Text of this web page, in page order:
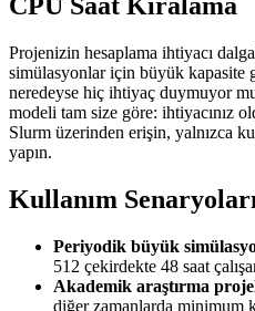
Projenizin hesaplama ihtiyacı
simülasyonlar için büyük kapasite
neredeyse hiç ihtiyaç duymuyor
modeli tam size göre: ihtiyacınız
Slurm üzerinden erişin, yalnızca
yapın.
Kullanım
Periyodik büyük
512 çekirdekte 48 saat
Akademik araştırma
diğer zamanlarda minimum